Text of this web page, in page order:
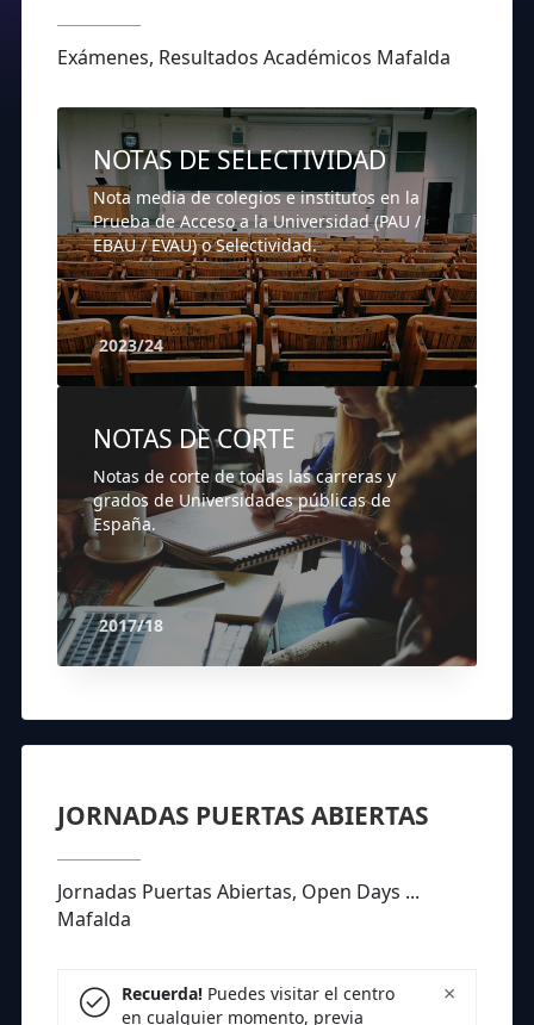
Exámenes, Resultados Académicos Mafalda
NOTAS DE SELECTIVIDAD
Nota media de colegios e institutos en la
Prueba de Acceso a la Universidad (PAU /
EBAU / EVAU) o Selectividad.
2023/24
NOTAS DE CORTE
Notas de corte de todas las carreras y
grados de Universidades públicas de
España.
2017/18
JORNADAS PUERTAS ABIERTAS
Jornadas Puertas Abiertas, Open Days ...
Mafalda
×
Recuerda!Puedes visitar el centro
en cualquier momento, previa